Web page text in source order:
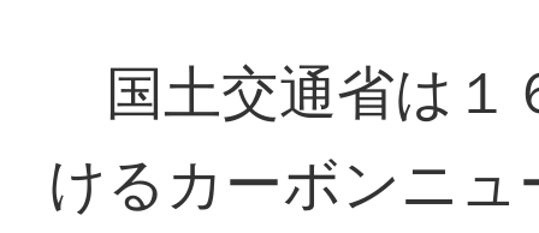
国土交通省は１
けるカーボンニ